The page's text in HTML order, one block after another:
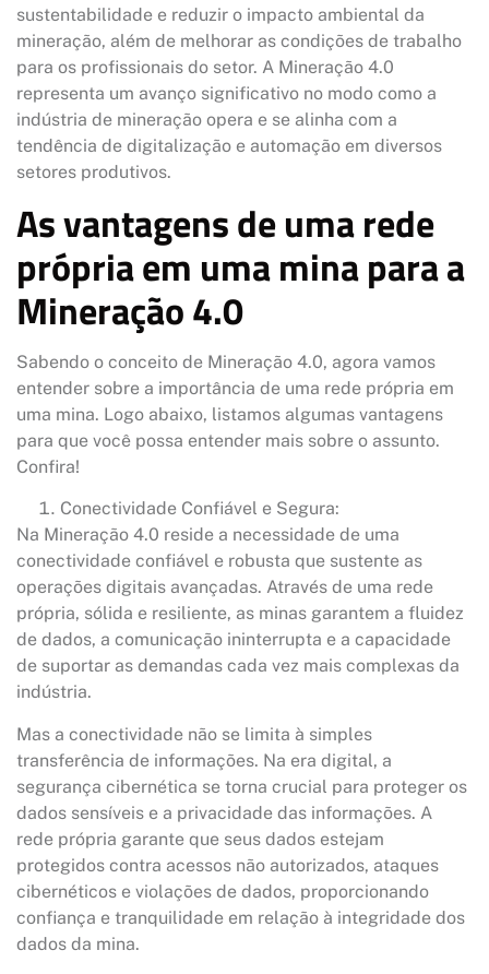
sustentabilidade e reduzir o impacto ambiental da
mineração, além de melhorar as condições de trabalho
para os profissionais do setor. A Mineração 4.0
representa um avanço significativo no modo como a
indústria de mineração opera e se alinha com a
tendência de digitalização e automação em diversos
setores produtivos.
As vantagens de uma rede
própria em uma mina para a
Mineração 4.0
Sabendo o conceito de Mineração 4.0, agora vamos
entender sobre a importância de uma rede própria em
uma mina. Logo abaixo, listamos algumas vantagens
para que você possa entender mais sobre o assunto.
Confira!
Conectividade Confiável e Segura:
Na Mineração 4.0 reside a necessidade de uma
conectividade confiável e robusta que sustente as
operações digitais avançadas. Através de uma rede
própria, sólida e resiliente, as minas garantem a fluidez
de dados, a comunicação ininterrupta e a capacidade
de suportar as demandas cada vez mais complexas da
indústria.
Mas a conectividade não se limita à simples
transferência de informações. Na era digital, a
segurança cibernética se torna crucial para proteger os
dados sensíveis e a privacidade das informações. A
rede própria garante que seus dados estejam
protegidos contra acessos não autorizados, ataques
cibernéticos e violações de dados, proporcionando
confiança e tranquilidade em relação à integridade dos
dados da mina.